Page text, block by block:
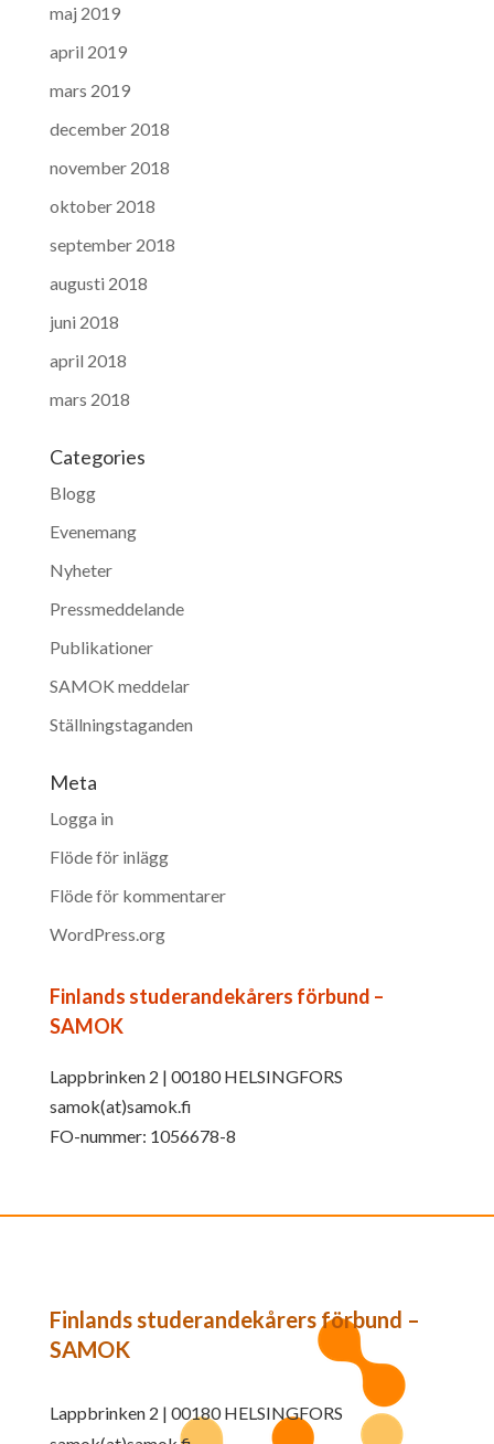
maj 2019
april 2019
mars 2019
december 2018
november 2018
oktober 2018
september 2018
augusti 2018
juni 2018
april 2018
mars 2018
Categories
Blogg
Evenemang
Nyheter
Pressmeddelande
Publikationer
SAMOK meddelar
Ställningstaganden
Meta
Logga in
Flöde för inlägg
Flöde för kommentarer
WordPress.org
Finlands studerandekårers förbund –
SAMOK
Lappbrinken 2 | 00180 HELSINGFORS
samok(at)samok.fi
FO-nummer: 1056678-8
Finlands studerandekårers förbund –
SAMOK
Lappbrinken 2 | 00180 HELSINGFORS